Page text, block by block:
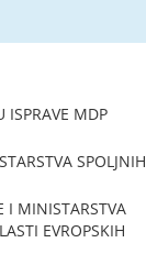
MDP
SPOLJNIH
I MINISTARSTVA
EVROPSKIH